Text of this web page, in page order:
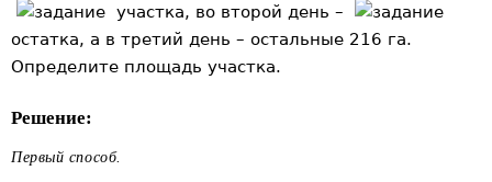
участка, во второй день –
остатка, а в третий день – остальные 216 га.
Определите площадь участка.
Решение:
Первый способ.